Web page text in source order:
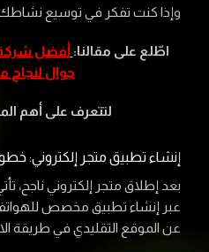
وإذا كنت تفكر في توسيع نشاطك
اطّلع على مقالنا: أفضل شركة
جوال
لتتعرف على أهم
إنشاء تطبيق متجر إلكتروني:
بعد إطلاق متجر إلكتروني ناجح،
عبر إنشاء تطبيق مخصص
عن الموقع التقليدي في طريقة